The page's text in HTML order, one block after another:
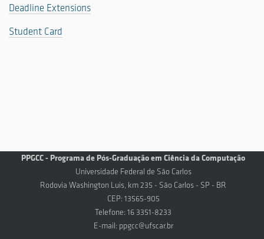
Deadline Extensions
Student Card
PPGCC - Programa de Pós-Graduação em Ciência da Computação
Universidade Federal de São Carlos
Rodovia Washington Luis, km 235 - São Carlos - SP - BR
CEP: 13565-905
Telefone: 16 3351-8233
E-mail: ppgcc@ufscar.br